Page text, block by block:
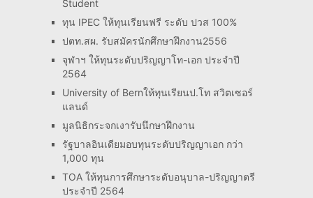
Student
ทุน IPEC ให้ทุนเรียนฟรี ระดับ ปวส 100%
ปตท.สผ. รับสมัครนักศึกษาฝึกงาน2556
จุฬาฯ ให้ทุนระดับปริญญาโท-เอก ประจำปี
2564
University of Bernให้ทุนเรียนป.โท สวิตเซอร์
แลนด์
มูลนิธิกระจกเงารับนึกษาฝึกงาน
รัฐบาลอินเดียมอบทุนระดับปริญญาเอก กว่า
1,000 ทุน
TOA ให้ทุนการศึกษาระดับอนุบาล-ปริญญาตรี
ประจำปี 2564